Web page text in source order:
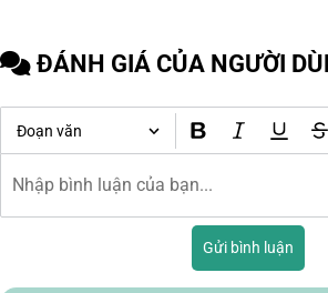
ĐÁNH GIÁ CỦA NGƯỜI
Đoạn văn
Gửi bình luận